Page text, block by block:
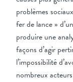
problèmes
fer de lance »
produire une
façons d’agir
l’impossibilité
nombreux